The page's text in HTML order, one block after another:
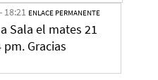
18:21 ENLACE PERMANENTE
Sala el mates 21
Gracias